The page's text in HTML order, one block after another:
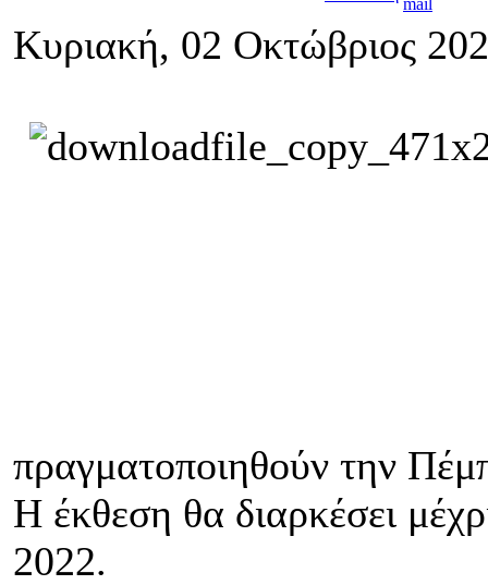
Κυριακή, 02 Οκτώβριος
πραγματοποιηθούν την
Η έκθεση θα διαρκέσει
2022.